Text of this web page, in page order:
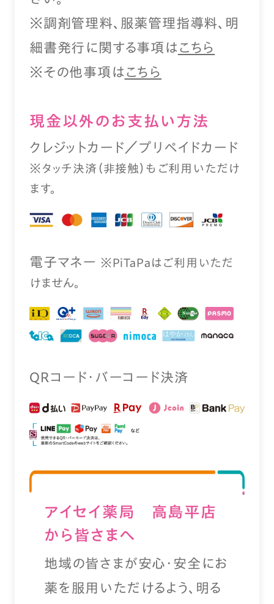
※調剤管理料、服薬管理指導料、明
細書発行に関する事項は こちら
※その他事項は こちら
現⾦以外のお⽀払い⽅法
クレジットカード／プリペイドカード
※タッチ決済（⾮接触）もご利⽤いただけ
ます。
電⼦マネー ※PiTaPaはご利⽤いただ
けません。
QRコード・バーコード決済
アイセイ薬局 高島平店
から皆さまへ
地域の皆さまが安心・安全にお
薬を服用いただけるよう、明る